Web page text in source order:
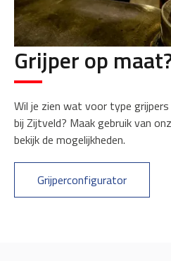
Grijper op
Wil je zien wat voor type grijpers
bij Zijtveld? Maak gebruik van
bekijk de mogelijkheden.
Grijperconfigurator